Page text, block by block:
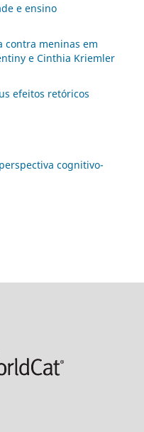
e ensino
contra meninas em
e Cinthia Kriemler
efeitos retóricos
cognitivo-